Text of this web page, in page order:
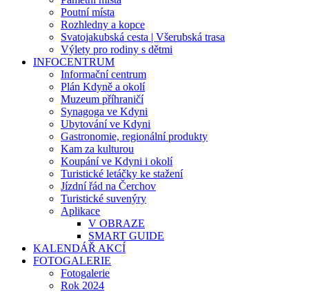
Poutní místa
Rozhledny a kopce
Svatojakubská cesta | Všerubská trasa
Výlety pro rodiny s dětmi
INFOCENTRUM
Informační centrum
Plán Kdyně a okolí
Muzeum příhraničí
Synagoga ve Kdyni
Ubytování ve Kdyni
Gastronomie, regionální produkty
Kam za kulturou
Koupání ve Kdyni i okolí
Turistické letáčky ke stažení
Jízdní řád na Čerchov
Turistické suvenýry
Aplikace
V OBRAZE
SMART GUIDE
KALENDÁŘ AKCÍ
FOTOGALERIE
Fotogalerie
Rok 2024